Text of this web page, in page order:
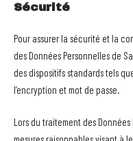
Sécurité
Pour assurer la sécurité et la
des Données Personnelles de
des dispositifs standards tels
l’encryption et mot de passe.
Lors du traitement des